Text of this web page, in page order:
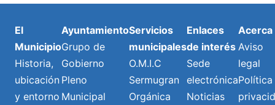
El
Municipio
Historia,
ubicación
y entorno
Ayuntamiento
Grupo de
Gobierno
Pleno
Municipal
Servicios
municipales
O.M.I.C
Sermugran
Orgánica
Enlaces
de interés
Sede
electrónica
Noticias
Acerca
Aviso
legal
Política